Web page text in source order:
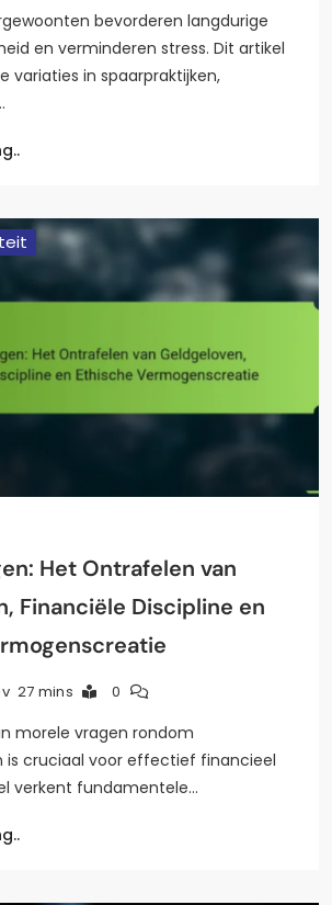
bevorderen langdurige
en verminderen stress. Dit artikel
variaties in spaarpraktijken,
Het Ontrafelen van
Financiële Discipline en
27 mins 0
morele vragen rondom
is cruciaal voor effectief financieel
verkent fundamentele…